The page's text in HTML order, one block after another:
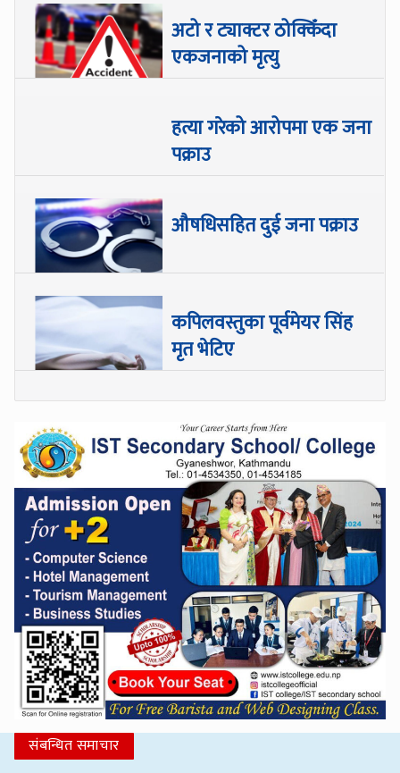
अटो र ट्याक्टर ठोक्किँदा
एकजनाको मृत्यु
हत्या गरेको आरोपमा एक जना
पक्राउ
औषधिसहित दुई जना पक्राउ
कपिलवस्तुका पूर्वमेयर सिंह
मृत भेटिए
संबन्धित समाचार